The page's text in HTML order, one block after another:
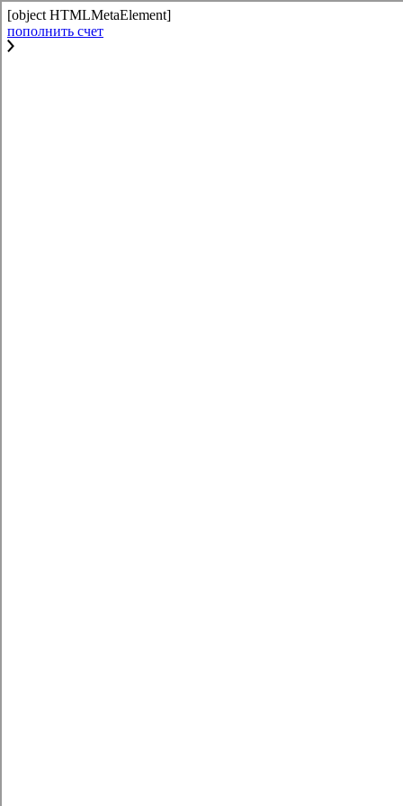
[object HTMLMetaElement]
пополнить счет